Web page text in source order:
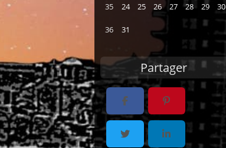
35 24 25 26 27 28 29 30
36 31
Partager